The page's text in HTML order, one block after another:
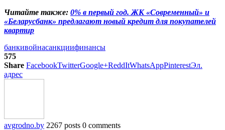
Читайте также: 0% в первый год. ЖК «Современный» и
«Беларусбанк» предлагают новый кредит для покупателей
квартир
банкивойнасанкциифинансы
575
Share FacebookTwitterGoogle+ReddItWhatsAppPinterestЭл.
адрес
avgrodno.by 2267 posts 0 comments